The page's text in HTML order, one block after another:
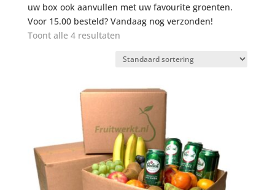
uw box ook aanvullen met uw favourite groenten.
Voor 15.00 besteld? Vandaag nog verzonden!
Toont alle 4 resultaten